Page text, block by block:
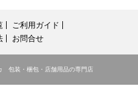
ご利用ガイド
お問合せ
包装・梱包・店舗用品の専門店